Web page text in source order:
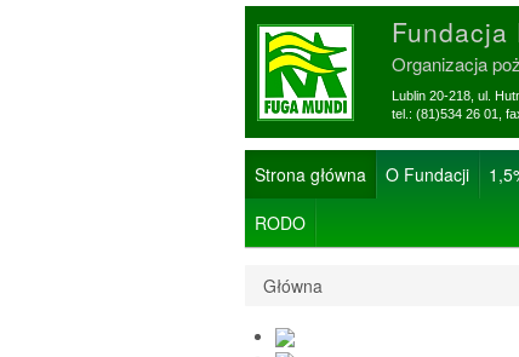
Fundacja
Organizacja
Lublin 20-218, ul.
tel.: (81)534 26 01,
Strona główna O Fundacji
RODO
Główna